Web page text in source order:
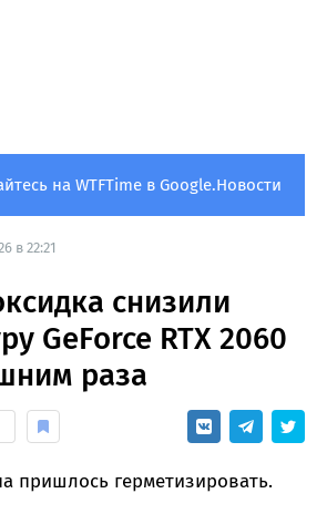
на WTFTime в Google.Новости
в 22:21
снизили
GeForce RTX 2060
раза
пришлось герметизировать.